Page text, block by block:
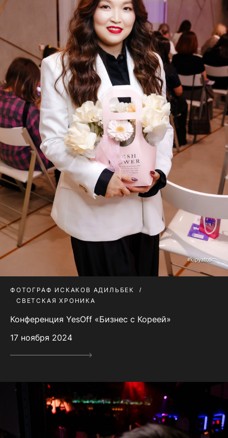
ФОТОГРАФ ИСКАКОВ АДИЛЬБЕК
СВЕТСКАЯ ХРОНИКА
Конференция YesOff «Бизнес с Кореей»
17 ноября 2024